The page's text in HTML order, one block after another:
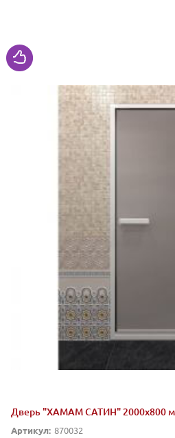
Дверь "ХАМАМ САТИН" 2000х800
Артикул: 870032